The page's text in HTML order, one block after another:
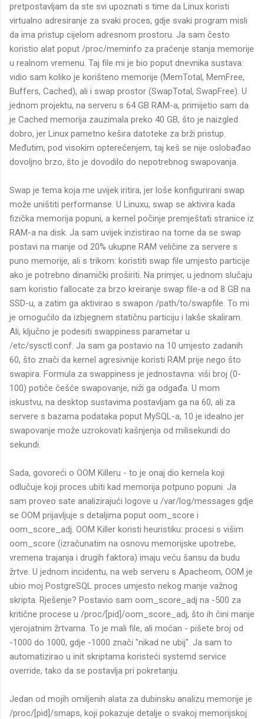
pretpostavljam da ste svi upoznati s time da Linux koristi
virtualno adresiranje za svaki proces, gdje svaki program misli
da ima pristup cijelom adresnom prostoru. Ja sam često
koristio alat poput /proc/meminfo za praćenje stanja memorije
u realnom vremenu. Taj file mi je bio poput dnevnika sustava:
vidio sam koliko je korišteno memorije (MemTotal, MemFree,
Buffers, Cached), ali i swap prostor (SwapTotal, SwapFree). U
jednom projektu, na serveru s 64 GB RAM-a, primijetio sam da
je Cached memorija zauzimala preko 40 GB, što je naizgled
dobro, jer Linux pametno kešira datoteke za brži pristup.
Međutim, pod visokim opterećenjem, taj keš se nije oslobađao
dovoljno brzo, što je dovodilo do nepotrebnog swapovanja.
Swap je tema koja me uvijek iritira, jer loše konfigurirani swap
može uništiti performanse. U Linuxu, swap se aktivira kada
fizička memorija popuni, a kernel počinje premještati stranice iz
RAM-a na disk. Ja sam uvijek inzistirao na tome da se swap
postavi na manje od 20% ukupne RAM veličine za servere s
puno memorije, ali s trikom: koristiti swap file umjesto particije
ako je potrebno dinamički proširiti. Na primjer, u jednom slučaju
sam koristio fallocate za brzo kreiranje swap file-a od 8 GB na
SSD-u, a zatim ga aktivirao s swapon /path/to/swapfile. To mi
je omogućilo da izbjegnem statičnu particiju i lakše skaliram.
Ali, ključno je podesiti swappiness parametar u
/etc/sysctl.conf. Ja sam ga postavio na 10 umjesto zadanih
60, što znači da kernel agresivnije koristi RAM prije nego što
swapira. Formula za swappiness je jednostavna: viši broj (0-
100) potiče češće swapovanje, niži ga odgađa. U mom
iskustvu, na desktop sustavima postavljam ga na 60, ali za
servere s bazama podataka poput MySQL-a, 10 je idealno jer
swapovanje može uzrokovati kašnjenja od milisekundi do
sekundi.
Sada, govoreći o OOM Killeru - to je onaj dio kernela koji
odlučuje koji proces ubiti kad memorija potpuno popuni. Ja
sam proveo sate analizirajući logove u /var/log/messages gdje
se OOM prijavljuje s detaljima poput oom_score i
oom_score_adj. OOM Killer koristi heuristiku: procesi s višim
oom_score (izračunatim na osnovu memorijske upotrebe,
vremena trajanja i drugih faktora) imaju veću šansu da budu
žrtve. U jednom incidentu, na web serveru s Apacheom, OOM je
ubio moj PostgreSQL proces umjesto nekog manje važnog
skripta. Rješenje? Postavio sam oom_score_adj na -500 za
kritične procese u /proc/[pid]/oom_score_adj, što ih čini manje
vjerojatnim žrtvama. To je mali file, ali moćan - pišete broj od
-1000 do 1000, gdje -1000 znači "nikad ne ubij". Ja sam to
automatizirao u init skriptama koristeći systemd service
override, tako da se postavlja pri pokretanju.
Jedan od mojih omiljenih alata za dubinsku analizu memorije je
/proc/[pid]/smaps, koji pokazuje detalje o svakoj memorijskoj